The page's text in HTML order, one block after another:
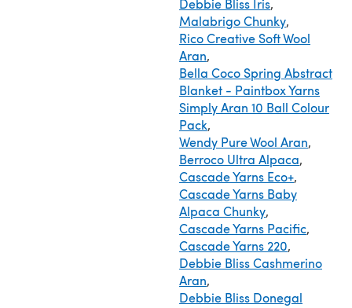
Debbie Bliss Iris,
Malabrigo Chunky,
Rico Creative Soft Wool
Aran,
Bella Coco Spring Abstract
Blanket - Paintbox Yarns
Simply Aran 10 Ball Colour
Pack,
Wendy Pure Wool Aran,
Berroco Ultra Alpaca,
Cascade Yarns Eco+,
Cascade Yarns Baby
Alpaca Chunky,
Cascade Yarns Pacific,
Cascade Yarns 220,
Debbie Bliss Cashmerino
Aran,
Debbie Bliss Donegal